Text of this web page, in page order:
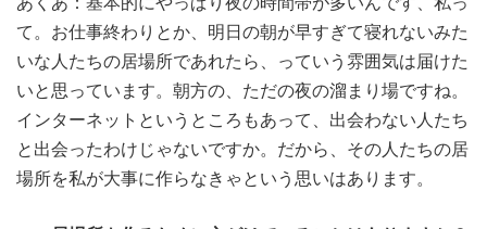
て。お仕事終わりとか、明日の朝が早すぎて寝れないみた
いな人たちの居場所であれたら、っていう雰囲気は届けた
いと思っています。朝方の、ただの夜の溜まり場ですね。
インターネットというところもあって、出会わない人たち
と出会ったわけじゃないですか。だから、その人たちの居
場所を私が大事に作らなきゃという思いはあります。